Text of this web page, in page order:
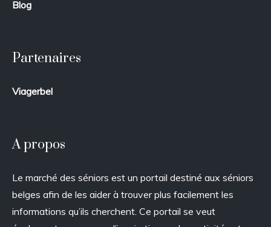
Blog
Partenaires
Viagerbel
A propos
Le marché des séniors est un portail destiné aux séniors
belges afin de les aider à trouver plus facilement les
informations qu’ils cherchent. Ce portail se veut